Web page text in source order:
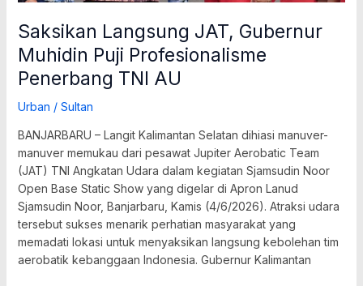
Saksikan Langsung JAT, Gubernur
Muhidin Puji Profesionalisme
Penerbang TNI AU
Urban / Sultan
BANJARBARU – Langit Kalimantan Selatan dihiasi manuver-
manuver memukau dari pesawat Jupiter Aerobatic Team
(JAT) TNI Angkatan Udara dalam kegiatan Sjamsudin Noor
Open Base Static Show yang digelar di Apron Lanud
Sjamsudin Noor, Banjarbaru, Kamis (4/6/2026). Atraksi udara
tersebut sukses menarik perhatian masyarakat yang
memadati lokasi untuk menyaksikan langsung kebolehan tim
aerobatik kebanggaan Indonesia. Gubernur Kalimantan